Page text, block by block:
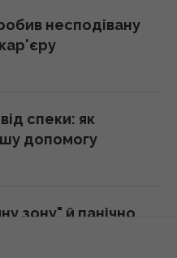
щодо санкцій
країни, які
з ракетами до
несподівану
спеки: як
допомогу
зону" й панічно